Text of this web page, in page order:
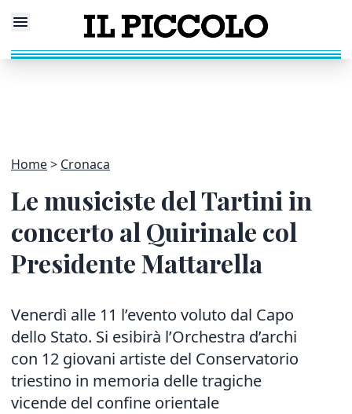
Home Cronaca
Le musiciste del Tartini in
concerto al Quirinale col
Presidente Mattarella
Venerdì alle 11 l’evento voluto dal Capo
dello Stato. Si esibirà l’Orchestra d’archi
con 12 giovani artiste del Conservatorio
triestino in memoria delle tragiche
vicende del confine orientale